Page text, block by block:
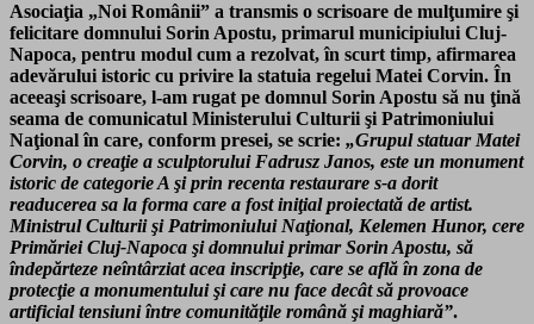
Asociaţia „Noi Românii” a transmis o scrisoare de mulţumire şi
felicitare domnului Sorin Apostu, primarul municipiului Cluj-
Napoca, pentru modul cum a rezolvat, în scurt timp, afirmarea
adevărului istoric cu privire la statuia regelui Matei Corvin. În
aceeaşi scrisoare, l-am rugat pe domnul Sorin Apostu să nu ţină
seama de comunicatul Ministerului Culturii şi Patrimoniului
Naţional în care, conform presei, se scrie: „Grupul statuar Matei
Corvin, o creaţie a sculptorului Fadrusz Janos, este un monument
istoric de categorie A şi prin recenta restaurare s-a dorit
readucerea sa la forma care a fost iniţial proiectată de artist.
Ministrul Culturii şi Patrimoniului Naţional, Kelemen Hunor, cere
Primăriei Cluj-Napoca şi domnului primar Sorin Apostu, să
îndepărteze neîntârziat acea inscripţie, care se află în zona de
protecţie a monumentului şi care nu face decât să provoace
artificial tensiuni între comunităţile română şi maghiară”.